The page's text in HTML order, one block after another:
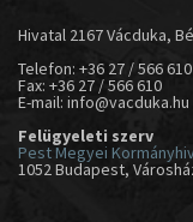
Hivatal 2167 Vácduka,
Telefon: +36 27 / 566 610
Fax: +36 27 / 566 610
E-mail: info@vacduka.hu
Felügyeleti szerv
Pest Megyei
1052 Budapest,